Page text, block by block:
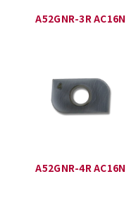
A52GNR-3R AC16N
A52GNR-4R AC16N